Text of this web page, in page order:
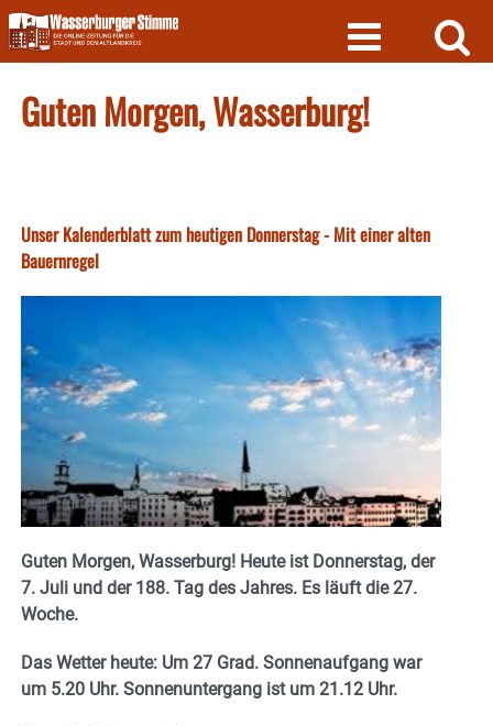
Skip
to
content
Guten Morgen, Wasserburg!
Unser Kalenderblatt zum heutigen Donnerstag - Mit einer alten
Bauernregel
Guten Morgen, Wasserburg! Heute ist Donnerstag, der
7. Juli und der 188. Tag des Jahres. Es läuft die 27.
Woche.
Das Wetter heute: Um 27 Grad. Sonnenaufgang war
um 5.20 Uhr. Sonnenuntergang ist um 21.12 Uhr.